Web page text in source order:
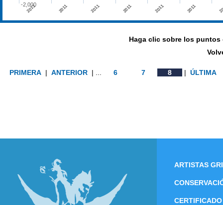
2011 2011 2011 2011 2011 2011
-2,000
Haga clic sobre los puntos
PRIMERA | ANTERIOR | ... 6 7 8 | ÚLTIMA
ARTISTAS